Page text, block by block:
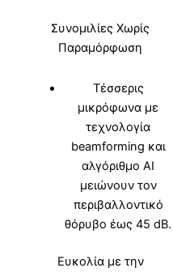
Συνομιλίες Χωρίς
Παραμόρφωση
Τέσσερις
μικρόφωνα με
τεχνολογία
beamforming και
αλγόριθμο AI
μειώνουν τον
περιβαλλοντικό
θόρυβο έως 45 dB.
Ευκολία με την